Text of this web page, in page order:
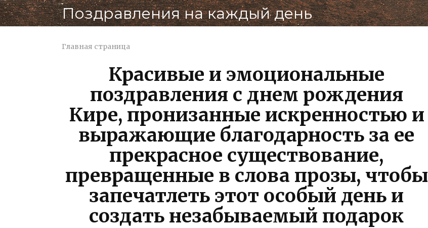
Перейти
к
Поздравления на каждый день
Главная страница
Красивые и эмоциональные
поздравления с днем рождения
Кире, пронизанные искренностью и
выражающие благодарность за ее
прекрасное существование,
превращенные в слова прозы, чтобы
запечатлеть этот особый день и
создать незабываемый подарок